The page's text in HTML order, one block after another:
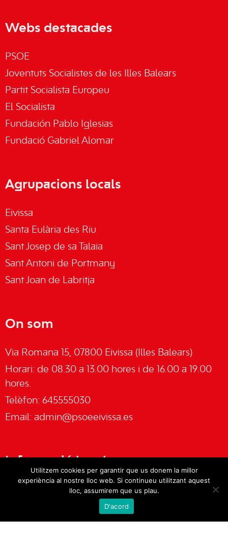
Webs destacades
PSOE
Joventuts Socialistes de les Illes Balears
Partit Socialista Europeu
El Socialista
Fundación Pablo Iglesias
Fundació Gabriel Alomar
Agrupacions locals
Eivissa
Santa Eulària des Riu
Sant Josep de sa Talaia
Sant Antoni de Portmany
Sant Joan de Labritja
On som
Via Romana 15, 07800 Eivissa (Illes Balears)
Horari: de 08.30 a 13.00 hores i de 16.00 a 19.00
hores.
Telèfon: 645555030
Email: admin@psoeeivissa.es
Informació legal
Política de privacitat
Utilitzem cookies per garantir que us donem la millor
experiència al nostre lloc web. Si continueu utilitzant aquest
lloc, assumirem que us plau.
D'acord